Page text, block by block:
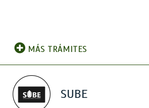
MÁS TRÁMITES
SUBE